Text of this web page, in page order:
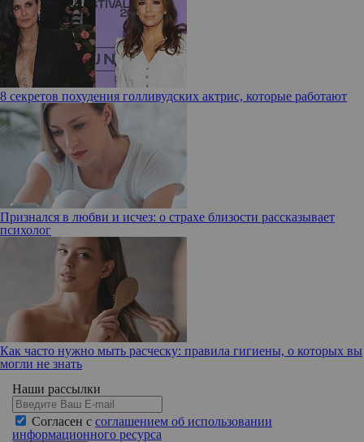
8 секретов похудения голливудских актрис, которые работают
Признался в любви и исчез: о страхе близости рассказывает
психолог
Как часто нужно мыть расческу: правила гигиены, о которых вы
могли не знать
Наши рассылки
Согласен с соглашением об использовании
информационного ресурса